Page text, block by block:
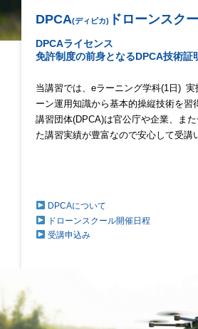
DPCA(ディピカ) ドローンスク
DPCAライセンス
免許制度の前⾝となるDPCA技術証
当講習では、eラーニング学科(1⽇) 実
ーン運⽤知識から基本的操縦技術を習
講習団体(DPCA)は官公庁や企業、ま
た講習実績が豊富なので安⼼して受講
DPCAについて
ドローンスクール開催日程
受講申込み